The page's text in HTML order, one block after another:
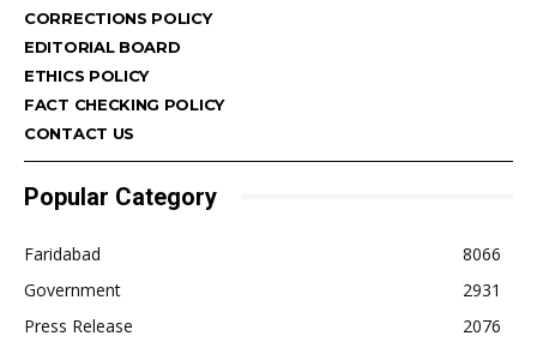
CORRECTIONS POLICY
EDITORIAL BOARD
ETHICS POLICY
FACT CHECKING POLICY
CONTACT US
Popular Category
Faridabad
8066
Government
2931
Press Release
2076